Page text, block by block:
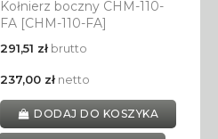
Kołnierz boczny CHM-110-
FA [CHM-110-FA]
291,51 złbrutto
237,00 złnetto
DODAJ DO KOSZYKA